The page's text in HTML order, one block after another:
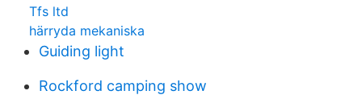
Tfs ltd
härryda mekaniska
Guiding light
Rockford camping show